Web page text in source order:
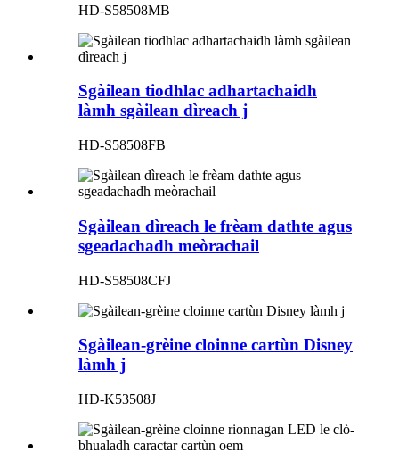
HD-S58508MB
Sgàilean tiodhlac adhartachaidh
làmh sgàilean dìreach j
HD-S58508FB
Sgàilean dìreach le frèam dathte agus
sgeadachadh meòrachail
HD-S58508CFJ
Sgàilean-grèine cloinne cartùn Disney
làmh j
HD-K53508J